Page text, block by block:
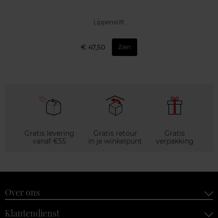
Lippenstift
€ 47,50 Zien
Gratis levering
vanaf €55
Gratis retour
in je winkelpunt
Gratis
verpakking
Over ons
Klantendienst